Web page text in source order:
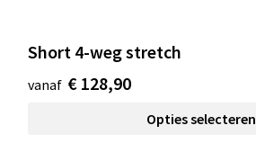
Short 4-weg stretch
vanaf € 128,90
Opties selecteren